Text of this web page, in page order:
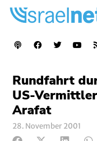
Rundfahrt
US-
Arafat
28. November 2001